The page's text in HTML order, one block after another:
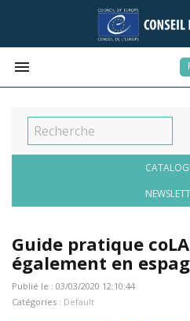

Guide pratique
également en
Publié le : 03/03/2020 12:10:44
Catégories : Default